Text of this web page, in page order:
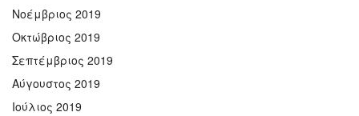
Νοέμβριος 2019
Οκτώβριος 2019
Σεπτέμβριος 2019
Αύγουστος 2019
Ιούλιος 2019